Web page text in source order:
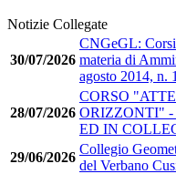
Notizie Collegate
30/07/2026
CNGeGL:
materia di
agosto 2014, n.
28/07/2026
CORSO
ORIZZONTI" -
ED IN
29/06/2026
Collegio
del Verbano